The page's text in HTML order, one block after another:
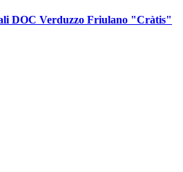
DOC Verduzzo Friulano "Cràtis"